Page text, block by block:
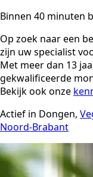
Binnen 40 minuten
Op zoek naar een
zijn uw specialist
Met meer dan 13
gekwalificeerde
Bekijk ook onze
Actief in Dongen,
Noord-Brabant